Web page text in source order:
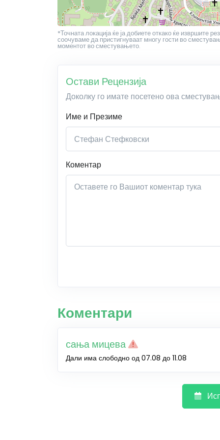
*Точната локација ќе ја добиете откако ќе извршите
соочуваме да пристигнуваат многу гости во
моментот во сместувањето.
Остави Рецензија
Доколку го имате посетено ова
Име и Презиме
Коментар
Коментари
сања мицева
Дали има слободно од 07.08 до 11.08